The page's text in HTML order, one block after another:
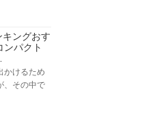
ングおす
ンパクト
かけるため
、その中で